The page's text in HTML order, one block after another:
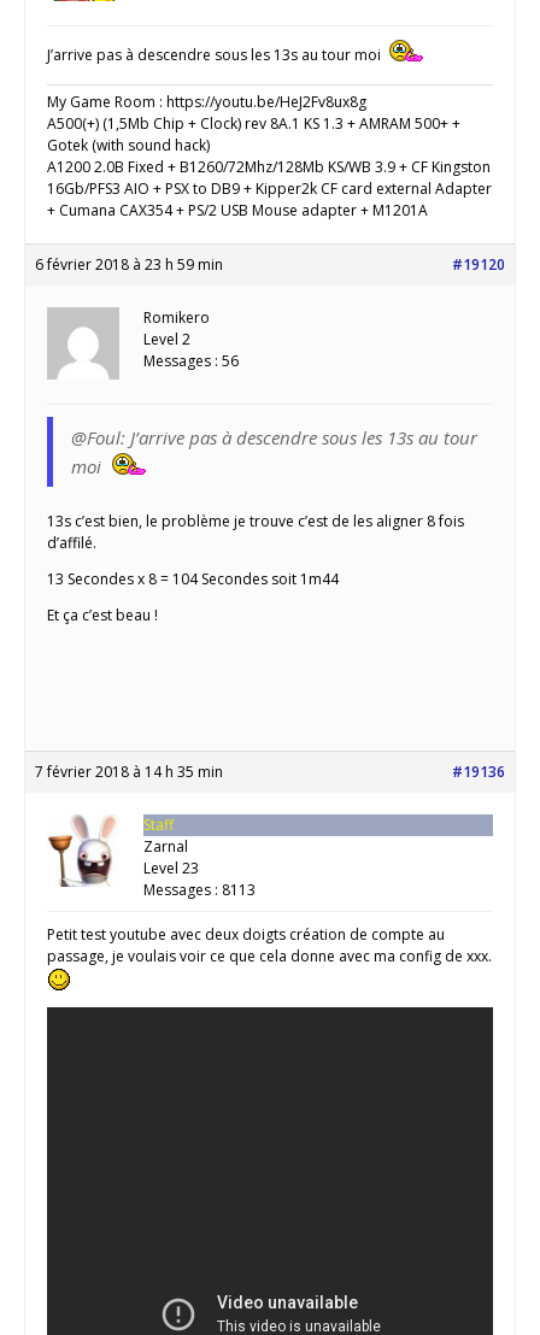
J’arrive pas à descendre sous les 13s au tour moi
My Game Room : https://youtu.be/HeJ2Fv8ux8g
A500(+) (1,5Mb Chip + Clock) rev 8A.1 KS 1.3 + AMRAM 500+ +
Gotek (with sound hack)
A1200 2.0B Fixed + B1260/72Mhz/128Mb KS/WB 3.9 + CF Kingston
16Gb/PFS3 AIO + PSX to DB9 + Kipper2k CF card external Adapter
+ Cumana CAX354 + PS/2 USB Mouse adapter + M1201A
6 février 2018 à 23 h 59 min #19120
Romikero
Level 2
Messages : 56
@Foul: J’arrive pas à descendre sous les 13s au tour
moi
13s c’est bien, le problème je trouve c’est de les aligner 8 fois
d’affilé.
13 Secondes x 8 = 104 Secondes soit 1m44
Et ça c’est beau !
7 février 2018 à 14 h 35 min #19136
Staff
Zarnal
Level 23
Messages : 8113
Petit test youtube avec deux doigts création de compte au
passage, je voulais voir ce que cela donne avec ma config de xxx.